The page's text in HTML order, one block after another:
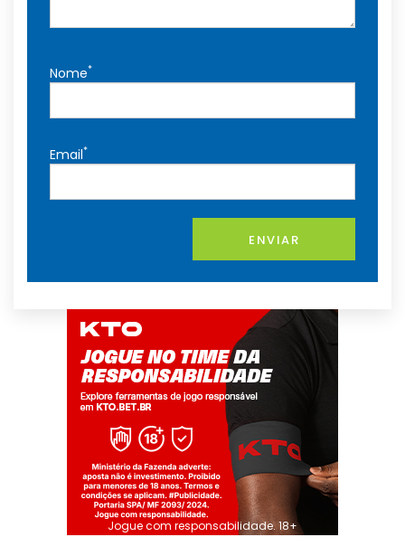
Nome*
Email*
ENVIAR
Jogue com responsabilidade. 18+